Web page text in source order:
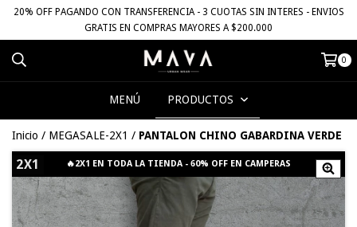
20% OFF PAGANDO CON TRANSFERENCIA - 3 CUOTAS SIN INTERES - ENVIOS
GRATIS EN COMPRAS MAYORES A $200.000
0
MENÚ PRODUCTOS
Inicio / MEGASALE-2X1 / PANTALON CHINO GABARDINA VERDE
2X1